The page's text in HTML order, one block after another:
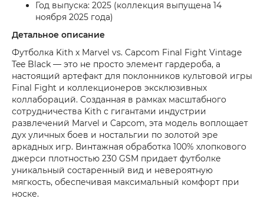
Год выпуска: 2025 (коллекция выпущена 14
ноября 2025 года)
Детальное описание
Футболка Kith x Marvel vs. Capcom Final Fight Vintage
Tee Black — это не просто элемент гардероба, а
настоящий артефакт для поклонников культовой игры
Final Fight и коллекционеров эксклюзивных
коллабораций. Созданная в рамках масштабного
сотрудничества Kith с гигантами индустрии
развлечений Marvel и Capcom, эта модель воплощает
дух уличных боев и ностальгии по золотой эре
аркадных игр. Винтажная обработка 100% хлопкового
джерси плотностью 230 GSM придает футболке
уникальный состаренный вид и невероятную
мягкость, обеспечивая максимальный комфорт при
носке.